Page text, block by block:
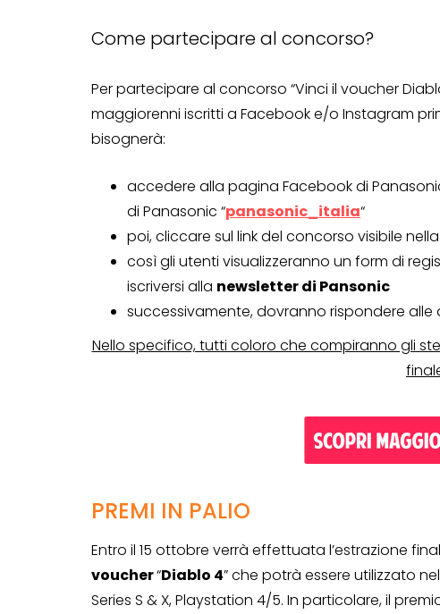
Come partecipare al concorso?
Per partecipare al concorso “Vinci il voucher
maggiorenni iscritti a Facebook e/o Instagram
bisognerà:
accedere alla pagina Facebook di
di Panasonic “panasonic_italia“
poi, cliccare sul link del concorso visibile nella
così gli utenti visualizzeranno un form di
iscriversi alla newsletter di Pansonic
successivamente, dovranno rispondere
Nello specifico, tutti coloro che compiranno gli
PREMI IN PALIO
Entro il 15 ottobre verrà effettuata l’estrazione
voucher“Diablo 4” che potrà essere utilizzato
Series S & X, Playstation 4/5. In particolare, il
CONCORSI CON ACQUISTO